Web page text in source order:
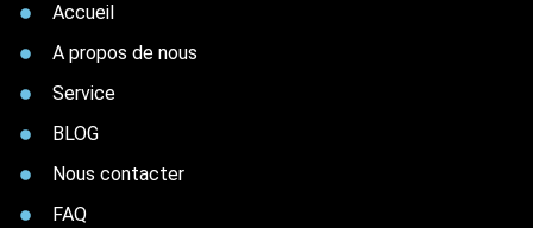
Accueil
A propos de nous
Service
BLOG
Nous contacter
FAQ